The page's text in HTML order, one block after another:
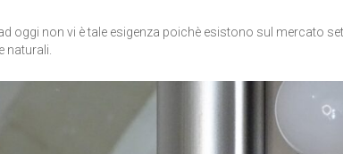
oggi non vi è tale esigenza poichè esistono sul mercato
naturali.